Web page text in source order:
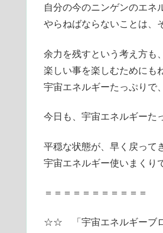
自分の今のニンゲンのエネ
やらねばならないことは、
余力を残すという考え方も
楽しい事を楽しむためにも
宇宙エネルギーたっぷりで
今日も、宇宙エネルギーた
平穏な状態が、早く戻って
宇宙エネルギー使いまくり
＝＝＝＝＝＝＝＝＝＝＝
☆☆ 「宇宙エネルギーブロ